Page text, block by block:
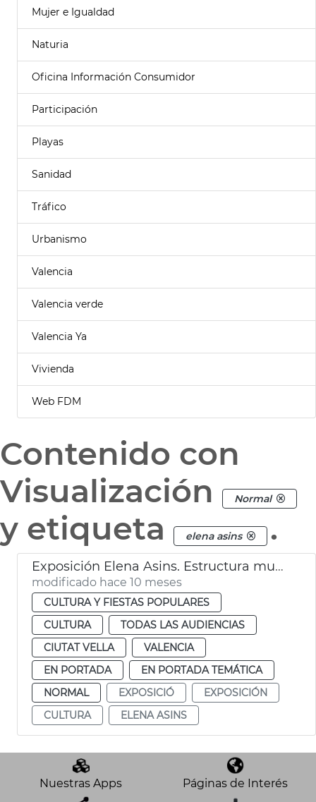
Mujer e Igualdad
Naturia
Oficina Información Consumidor
Participación
Playas
Sanidad
Tráfico
Urbanismo
Valencia
Valencia verde
Valencia Ya
Vivienda
Web FDM
Contenido con
Visualización
Normal
y etiqueta elena asins .
Exposición Elena Asins. Estructura musical. Museu de la Ciutat de València
modificado hace 10 meses
CULTURA Y FIESTAS POPULARES
CULTURA
TODAS LAS AUDIENCIAS
CIUTAT VELLA
VALENCIA
EN PORTADA
EN PORTADA TEMÁTICA
NORMAL
EXPOSICIÓ
EXPOSICIÓN
CULTURA
ELENA ASINS
Nuestras Apps Páginas de Interés